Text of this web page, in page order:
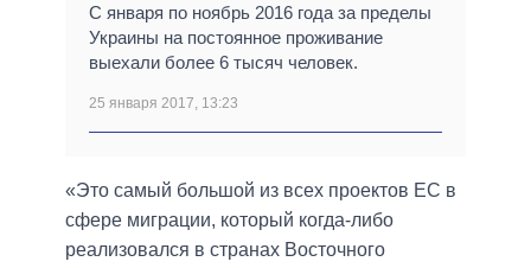
С января по ноябрь 2016 года за пределы
Украины на постоянное проживание
выехали более 6 тысяч человек.
25 января 2017, 13:23
«Это самый большой из всех проектов ЕС в
сфере миграции, который когда-либо
реализовался в странах Восточного